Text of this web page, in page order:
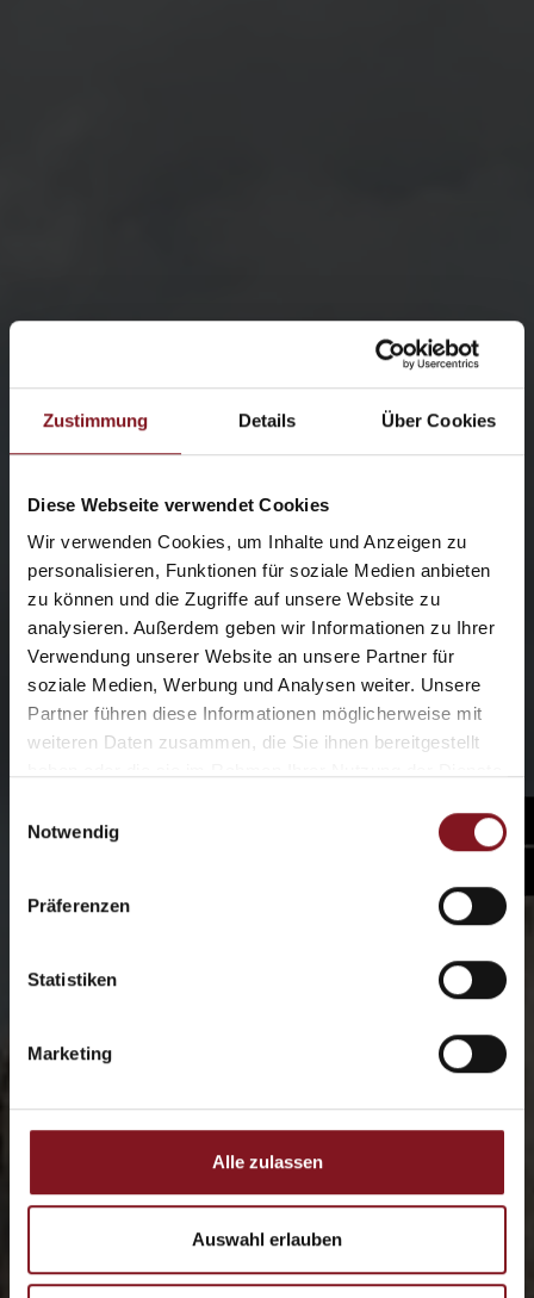
Zustimmung Details Über Cookies
Diese Webseite verwendet Cookies
Wir verwenden Cookies, um Inhalte und Anzeigen zu
personalisieren, Funktionen für soziale Medien anbieten
zu können und die Zugriffe auf unsere Website zu
analysieren. Außerdem geben wir Informationen zu Ihrer
Verwendung unserer Website an unsere Partner für
soziale Medien, Werbung und Analysen weiter. Unsere
Partner führen diese Informationen möglicherweise mit
weiteren Daten zusammen, die Sie ihnen bereitgestellt
Notwendig
Präferenzen
Statistiken
Marketing
Alle zulassen
Auswahl erlauben